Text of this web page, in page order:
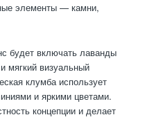
элементы — камни,
будет включать лаванды
мягкий визуальный
клумба использует
и яркими цветами.
концепции и делает